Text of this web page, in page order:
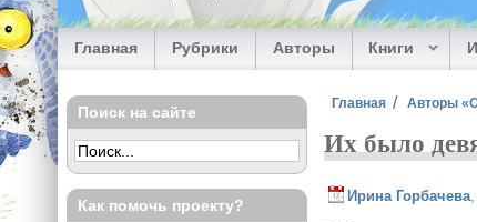
Главная Рубрики Авторы Книги
Вы здесь
Главная Авторы
Их было
Ирина Горбачева
Поиск на сайте
Как помочь проекту?